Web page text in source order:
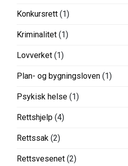
Konkursrett (1)
Kriminalitet (1)
Lovverket (1)
Plan- og bygningsloven (1)
Psykisk helse (1)
Rettshjelp (4)
Rettssak (2)
Rettsvesenet (2)